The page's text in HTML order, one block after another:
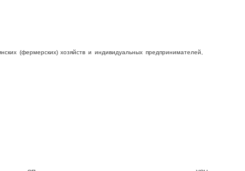
(фермерских) хозяйств и индивидуальных предпринимателей,